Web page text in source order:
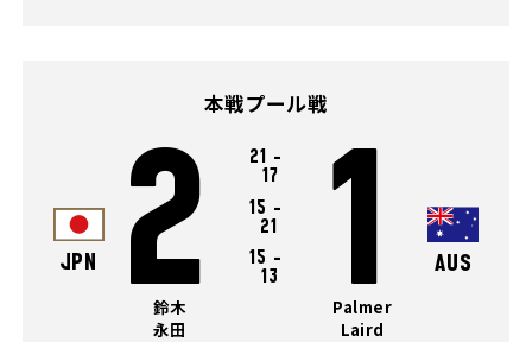
本戦プール戦
JPN 2 21 -
17
15 -
21
15 -
13
1 AUS
鈴木
永田
Palmer
Laird